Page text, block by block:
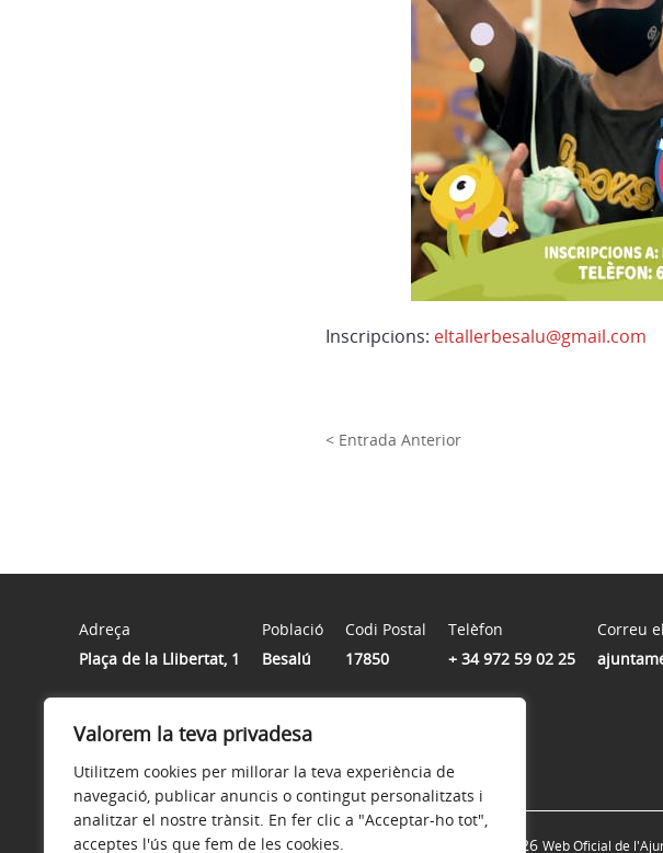
Valorem la teva privadesa
Utilitzem cookies per millorar la teva experiència de
navegació, publicar anuncis o contingut personalitzats i
analitzar el nostre trànsit. En fer clic a "Acceptar-ho tot",
acceptes l'ús que fem de les cookies.
Inscripcions: eltallerbesalu@gmail.com
< Entrada Anterior
Adreça
Plaça de la Llibertat, 1
Població
Besalú
Codi Postal
17850
Telèfon
+ 34 972 59 02 25
Correu
Horari
Avís legal Política de privacitat © 2026 Web Oficial de